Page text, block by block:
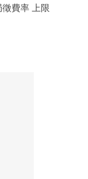
費率 上限